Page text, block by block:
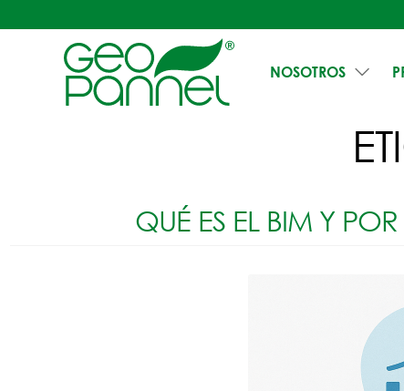
NOSOTROS
QUÉ ES EL BIM Y